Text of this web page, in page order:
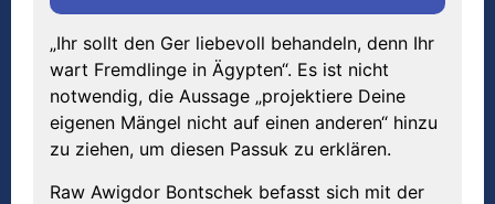
„Ihr sollt den Ger liebevoll behandeln, denn Ihr
wart Fremdlinge in Ägypten“. Es ist nicht
notwendig, die Aussage „projektiere Deine
eigenen Mängel nicht auf einen anderen“ hinzu
zu ziehen, um diesen Passuk zu erklären.
Raw Awigdor Bontschek befasst sich mit der